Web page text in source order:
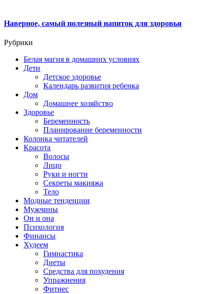
Наверное, самый полезный напиток для здоровья
Рубрики
Белая магия в домашних условиях
Дети
Детское здоровье
Календарь развития ребенка
Дом
Домашнее хозяйство
Здоровье
Беременность
Планирование беременности
Колонка читателей
Красота
Волосы
Лицо
Руки и ногти
Секреты макияжа
Тело
Модные тенденции
Мужчины
Он и она
Психология
Финансы
Худеем
Гимнастика
Диеты
Средства для похудения
Упражнения
Фитнес